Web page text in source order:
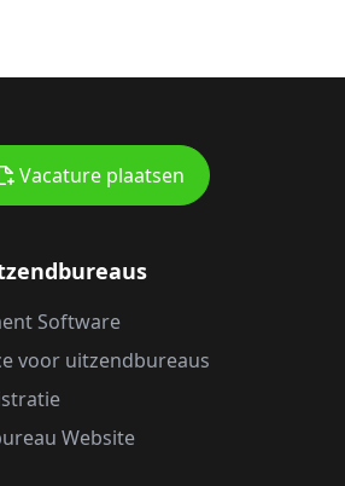
Vacature plaatsen
Software
voor uitzendbureaus
Website